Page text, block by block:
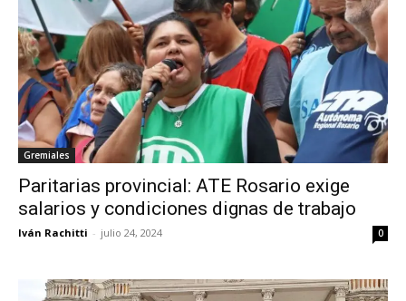
Gremiales
Paritarias provincial: ATE Rosario exige
salarios y condiciones dignas de trabajo
Iván Rachitti - julio 24, 2024 0